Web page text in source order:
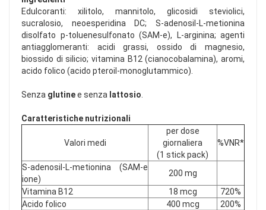
Edulcoranti: xilitolo, mannitolo, glicosidi steviolici,
sucralosio, neoesperidina DC; S-adenosil-L-metionina
disolfato p-toluenesulfonato (SAM-e), L-arginina; agenti
antiagglomeranti: acidi grassi, ossido di magnesio,
biossido di silicio; vitamina B12 (cianocobalamina), aromi,
acido folico (acido pteroil-monoglutammico).
Senza glutinee senza lattosio.
Caratteristiche nutrizionali
Valori medi
per dose
giornaliera
(1 stick pack)
%VNR*
S-adenosil-L-metionina (SAM-e
ione)
200 mg
Vitamina B12
18 mcg
720%
Acido folico
400 mcg
200%